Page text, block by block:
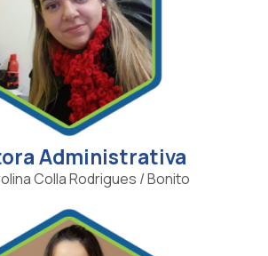
Administrativa
Colla Rodrigues / Bonito